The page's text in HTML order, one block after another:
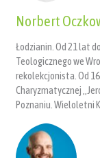
Norbert
Łodzianin. Od 21 lat
Teologicznego we
rekolekcjonista. Od
Charyzmatycznej
Poznaniu. Wieloletni